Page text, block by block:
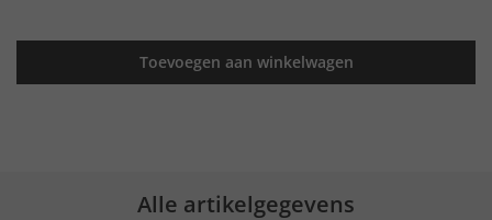
Toevoegen aan winkelwagen
Alle artikelgegevens